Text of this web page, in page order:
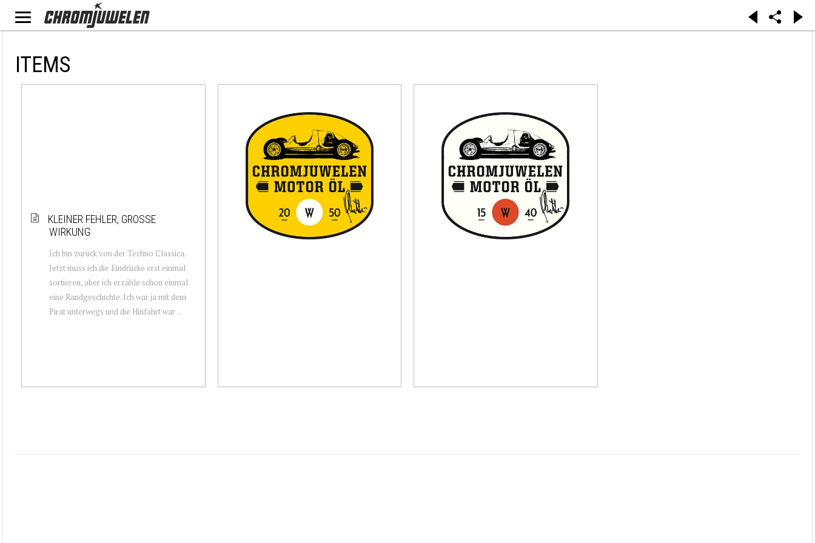
ITEMS
KLEINER FEHLER, GROSSE W
IRKUNG
Ich bin zurück von der Techno Classica.
Jetzt muss ich die Eindrücke erst einmal
sortieren, aber ich erzähle schon einmal
eine Randgeschichte. Ich war ja mit dem
Pirat unterwegs und die Hinfahrt war ...